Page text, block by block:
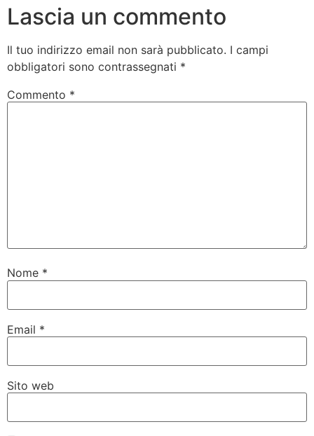
Lascia un commento
Il tuo indirizzo email non sarà pubblicato. I campi
obbligatori sono contrassegnati *
Commento *
Nome *
Email *
Sito web